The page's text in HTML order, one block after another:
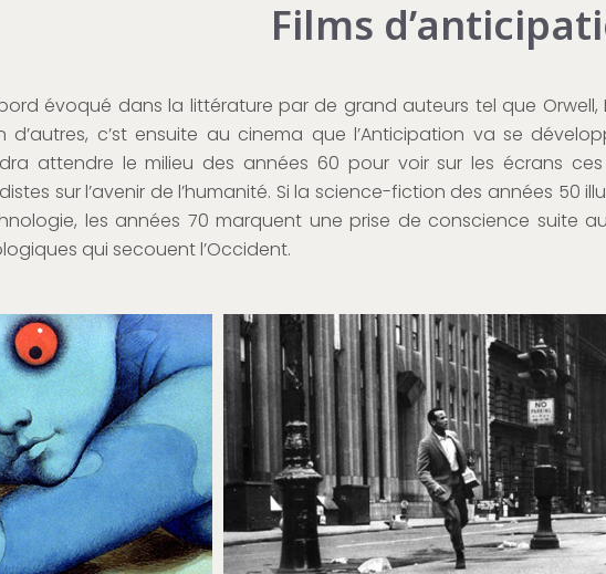
Films
évoqué dans la littérature par de grand auteurs tel que Orwell,
d’autres, c’st ensuite au cinema que l’Anticipation va se
attendre le milieu des années 60 pour voir sur les écrans
sur l’avenir de l’humanité. Si la science-fiction des années 50
les années 70 marquent une prise de conscience suite
qui secouent l’Occident.